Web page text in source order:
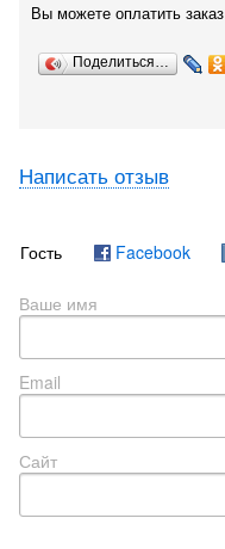
Вы можете оплатить
Поделиться…
Написать отзыв
Гость Facebook
Ваше имя
Email
Сайт